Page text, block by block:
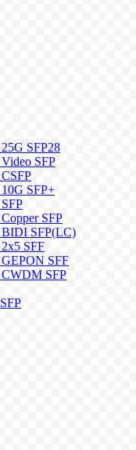
SFP28
SFP
SFP+
SFP
SFP(LC)
SFF
SFF
SFP